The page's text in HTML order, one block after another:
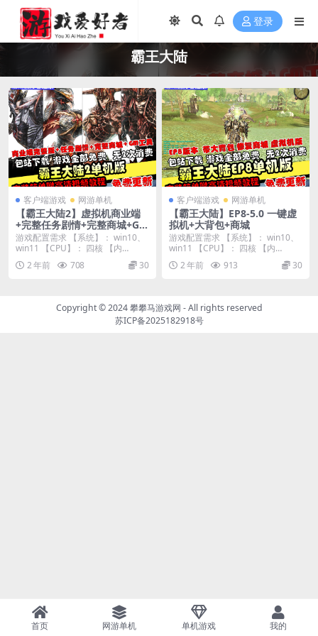
登录
霸王大陆
客户端游戏 网游单机
【霸王大陆2】虚拟机商业端
+完整任务剧情+完整商城+GM
工具
游戏配置需求 【系统】： win10、
win11 【CPU】： 四核 【内
存】：...
2 年前 708 30
客户端游戏 网游单机
【霸王大陆】EP8-5.0 一键虚
拟机+大背包+商城
游戏配置需求 【系统】： win10、
win11 【CPU】： 四核 【内
存】：...
2 年前 913 30
Copyright © 2024攀攀马游戏网 - All rights reserved
苏ICP备2025182918号
首页 网游单机 单机游戏 我的